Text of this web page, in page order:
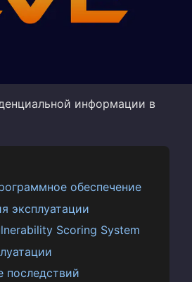
информации в
обеспечение
эксплуатации
Scoring System
последствий